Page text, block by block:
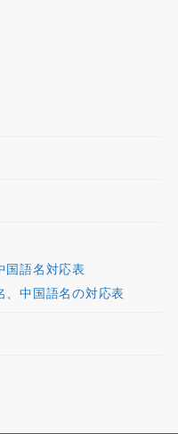
国語名対応表
、中国語名の対応表